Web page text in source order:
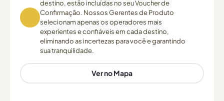
destino, estão incluídas no seu Voucher de
Confirmação. Nossos Gerentes de Produto
selecionam apenas os operadores mais
experientes e confiáveis em cada destino,
eliminando as incertezas para você e garantindo
sua tranquilidade.
Ver no Mapa